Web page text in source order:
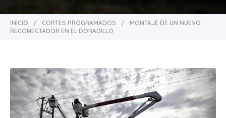
INICIO / CORTES PROGRAMADOS /
MONTAJE DE UN NUEVO
RECONECTADOR EN EL DORADILLO